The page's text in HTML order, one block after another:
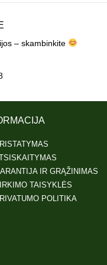
– skambinkite
IR GRĄŽINIMAS
TAISYKLĖS
POLITIKA